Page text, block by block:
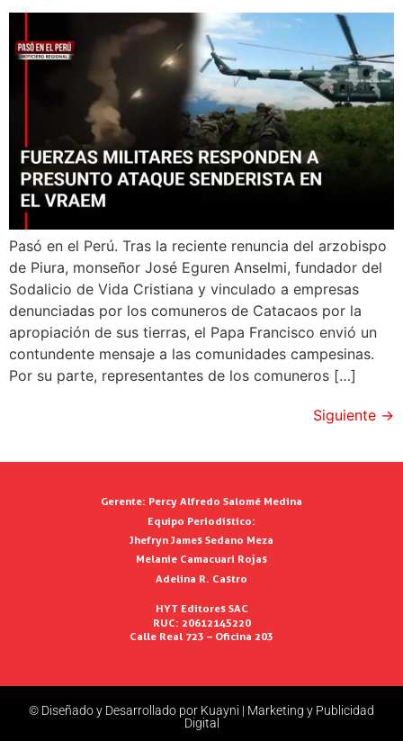
Pasó en el Perú. Tras la reciente renuncia del arzobispo
de Piura, monseñor José Eguren Anselmi, fundador del
Sodalicio de Vida Cristiana y vinculado a empresas
denunciadas por los comuneros de Catacaos por la
apropiación de sus tierras, el Papa Francisco envió un
contundente mensaje a las comunidades campesinas.
Por su parte, representantes de los comuneros […]
Siguiente →
Gerente: Percy Alfredo Salomé Medina
Equipo Periodístico:
Jhefryn James Sedano Meza
Melanie Camacuari Rojas
Adelina R. Castro
HYT Editores SAC
RUC: 20612145220
Calle Real 723 – Oficina 203
© Diseñado y Desarrollado por Kuayni | Marketing y Publicidad
Digital